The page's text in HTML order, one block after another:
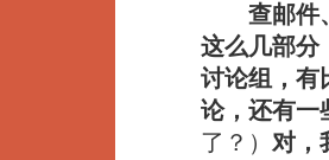
查邮件
这么几部分
讨论组，有
论，还有一
了？） 对，